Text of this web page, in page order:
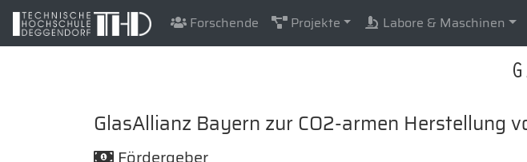
Forschende Projekte Labore & Maschinen
GlasAllianz Bayern zur CO2-armen Herstellung